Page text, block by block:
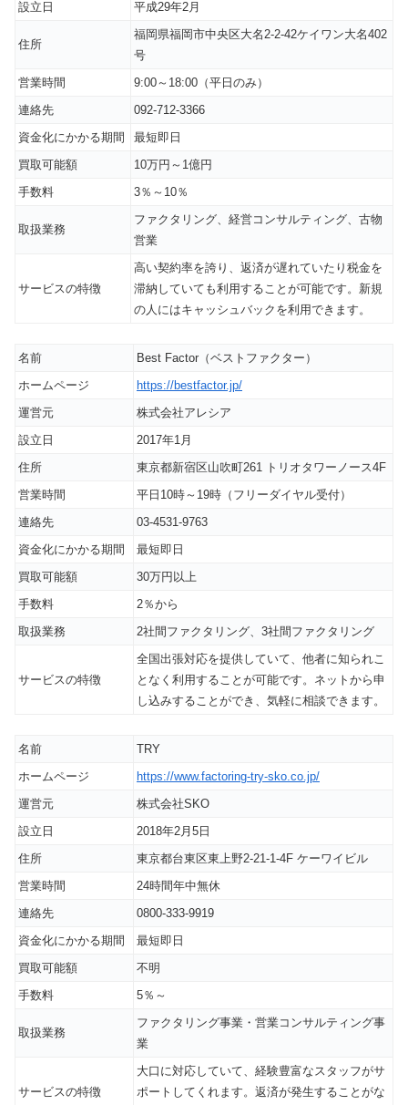
設立日 平成29年2月
住所
福岡県福岡市中央区大名2-2-42ケイワン大名402
号
営業時間
9:00～18:00（平日のみ）
連絡先
092-712-3366
資金化にかかる期間
最短即日
買取可能額
10万円～1億円
手数料
3％～10％
取扱業務
ファクタリング、経営コンサルティング、古物
営業
サービスの特徴
高い契約率を誇り、返済が遅れていたり税金を
滞納していても利用することが可能です。新規
の人にはキャッシュバックを利用できます。
名前
Best Factor（ベストファクター）
ホームページ
https://bestfactor.jp/
運営元
株式会社アレシア
設立日
2017年1月
住所
東京都新宿区山吹町261 トリオタワーノース4F
営業時間
平日10時～19時（フリーダイヤル受付）
連絡先
03-4531-9763
資金化にかかる期間
最短即日
買取可能額
30万円以上
手数料
2％から
取扱業務
2社間ファクタリング、3社間ファクタリング
サービスの特徴
全国出張対応を提供していて、他者に知られこ
となく利用することが可能です。ネットから申
し込みすることができ、気軽に相談できます。
名前
TRY
ホームページ
https://www.factoring-try-sko.co.jp/
運営元
株式会社SKO
設立日
2018年2月5日
住所
東京都台東区東上野2-21-1-4F ケーワイビル
営業時間
24時間年中無休
連絡先
0800-333-9919
資金化にかかる期間
最短即日
買取可能額
不明
手数料
5％～
取扱業務
ファクタリング事業・営業コンサルティング事
業
サービスの特徴
大口に対応していて、経験豊富なスタッフがサ
ポートしてくれます。返済が発生することがな